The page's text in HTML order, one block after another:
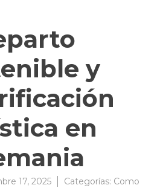
y
en
17, 2025 Categorías: Como